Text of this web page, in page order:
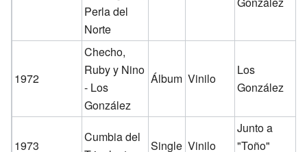
Perla del
Norte
1972
Checho,
Ruby y Nino
- Los
González
Álbum Vinilo
Los
González
1973
Cumbia del
Single Vinilo
Junto a
"Toño"